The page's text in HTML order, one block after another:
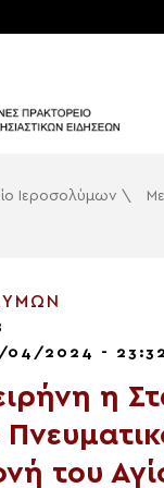
Ιεροσολύμων \
04/2024 - 23:32
η
του